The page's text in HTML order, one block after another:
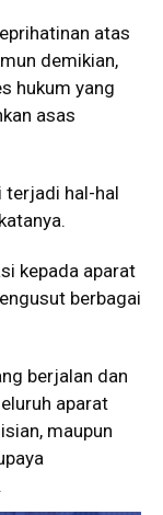
atas
demikian,
hukum yang
asas
terjadi hal-hal
kepada aparat
berbagai
berjalan dan
aparat
maupun